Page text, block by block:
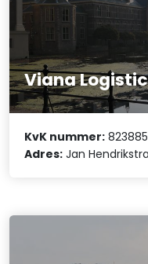
Viana
KvK nummer:
Adres: Jan